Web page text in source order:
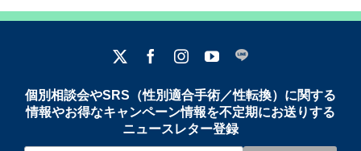
個別相談会やSRS（性別適合手術／性転換）に関する
情報やお得なキャンペーン情報を不定期にお送りする
ニュースレター登録